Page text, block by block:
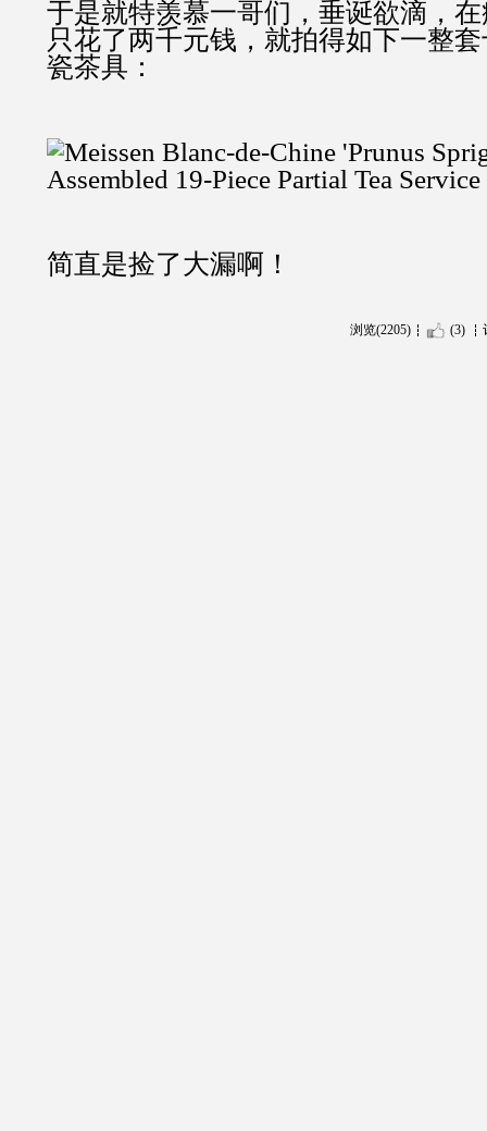
于是就特羡慕一哥们，垂诞欲滴，
只花了两千元钱，就拍得如下一整
瓷茶具：
简直是捡了大漏啊！
浏览(2205) (3)